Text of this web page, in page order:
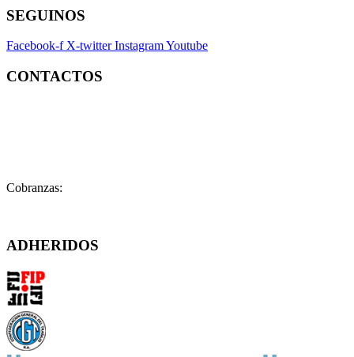
SEGUINOS
Facebook-f X-twitter InstagramYoutube
CONTACTOS
Cobranzas:
ADHERIDOS